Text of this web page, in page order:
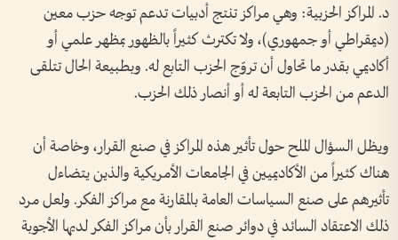
د. المراكز الحزبية: وهي مراكز تنتج أدبيات تدعم توجه حزب معين
(ديمقراطي أو جمهوري)، ولا تكترث كثيراً بالظهور بمظهر علمي أو
أكاديمي بقدر ما تحاول أن تروّج الحزب التابع له. وبطبيعة الحال تتلقى
الدعم من الحزب التابعة له أو أنصار ذلك الحزب.
ويظل السؤال الملح حول تأثير هذه المراكز في صنع القرار، وخاصة أن
هناك كثيراً من الأكاديميين في الجامعات الأمريكية والذين يتضاءل
تأثيرهم على صنع السياسات العامة بالمقارنة مع مراكز الفكر. ولعل مرد
ذلك الاعتقاد السائد في دوائر صنع القرار بأن مراكز الفكر لديها الأجوبة